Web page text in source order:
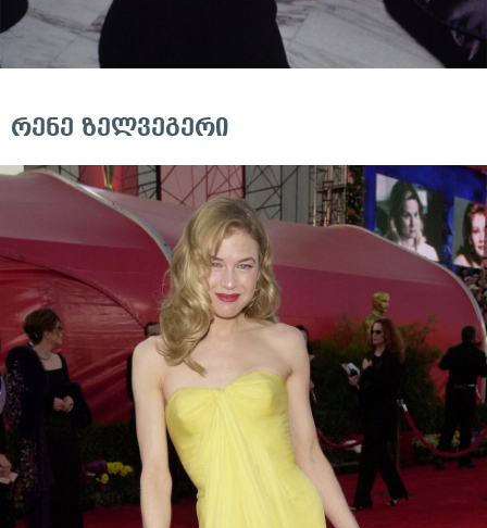
რენე ზელვეგერი